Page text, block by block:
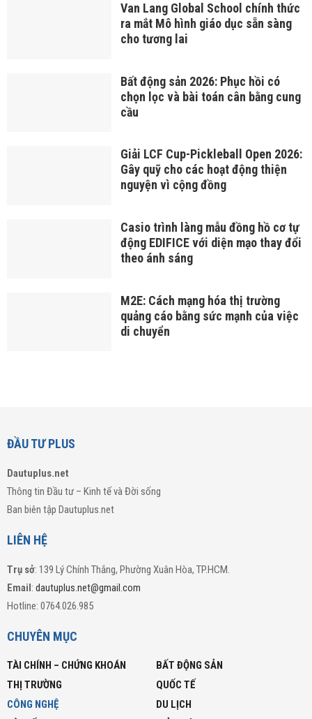
Van Lang Global School chính thức
ra mắt Mô hình giáo dục sẵn sàng
cho tương lai
Bất động sản 2026: Phục hồi có
chọn lọc và bài toán cân bằng cung
cầu
Giải LCF Cup-Pickleball Open 2026:
Gây quỹ cho các hoạt động thiện
nguyện vì cộng đồng
Casio trình làng mẫu đồng hồ cơ tự
động EDIFICE với diện mạo thay đổi
theo ánh sáng
M2E: Cách mạng hóa thị trường
quảng cáo bằng sức mạnh của việc
di chuyển
ĐẦU TƯ PLUS
Dautuplus.net
Thông tin Đầu tư – Kinh tế và Đời sống
Ban biên tập Dautuplus.net
LIÊN HỆ
Trụ sở: 139 Lý Chính Thắng, Phường Xuân Hòa, TP.HCM.
Email: dautuplus.net@gmail.com
Hotline: 0764.026.985
CHUYÊN MỤC
TÀI CHÍNH – CHỨNG KHOÁN
BẤT ĐỘNG SẢN
THỊ TRƯỜNG
QUỐC TẾ
CÔNG NGHỆ
DU LỊCH